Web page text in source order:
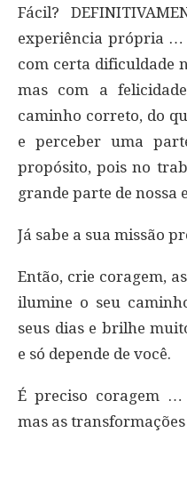
Fácil?
experiência própria …
com certa dificuldade
mas com a
caminho correto, do
e perceber uma
propósito, pois no
grande parte de nossa
Já sabe a sua missão
Então, crie coragem,
ilumine o seu
seus dias e brilhe
e só depende de você.
É preciso coragem …
mas as